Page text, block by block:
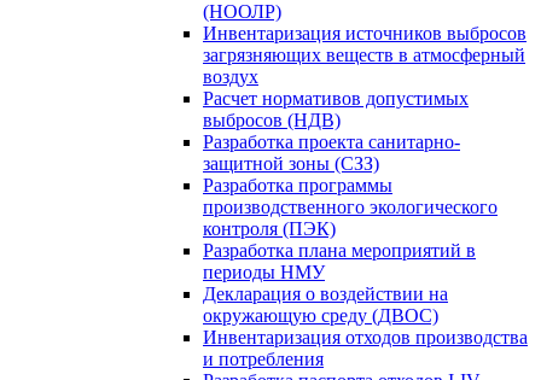
(НООЛР)
Инвентаризация источников выбросов
загрязняющих веществ в атмосферный
воздух
Расчет нормативов допустимых
выбросов (НДВ)
Разработка проекта санитарно-
защитной зоны (СЗЗ)
Разработка программы
производственного экологического
контроля (ПЭК)
Разработка плана мероприятий в
периоды НМУ
Декларация о воздействии на
окружающую среду (ДВОС)
Инвентаризация отходов производства
и потребления